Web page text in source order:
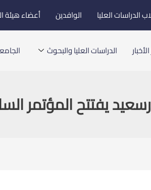
الدراسات العليا الوافدين أعضاء هيئة
الدراسات العليا والبحوث
يفتتح المؤتمر